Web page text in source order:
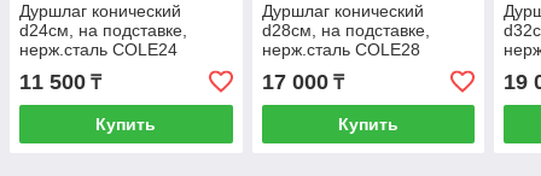
Дуршлаг конический
d24см, на подставке,
нерж.сталь COLE24
11 500 ₸
Купить
Дуршлаг конический
d28см, на подставке,
нерж.сталь COLE28
17 000₸
Купить
19